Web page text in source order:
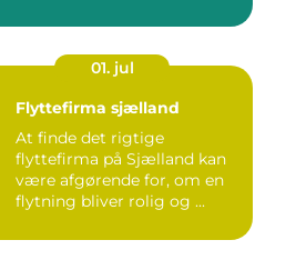
01. jul
Flyttefirma sjælland
At finde det rigtige
flyttefirma på Sjælland kan
være afgørende for, om en
flytning bliver rolig og ...